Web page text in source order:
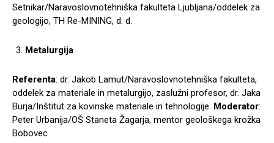
Setnikar/Naravoslovnotehniška fakulteta Ljubljana/oddelek za
geologijo, TH Re-MINING, d. d.
Metalurgija
Referenta: dr. Jakob Lamut/Naravoslovnotehniška fakulteta,
oddelek za materiale in metalurgijo, zaslužni profesor, dr. Jaka
Burja/Inštitut za kovinske materiale in tehnologije. Moderator:
Peter Urbanija/OŠ Staneta Žagarja, mentor geološkega krožka
Bobovec